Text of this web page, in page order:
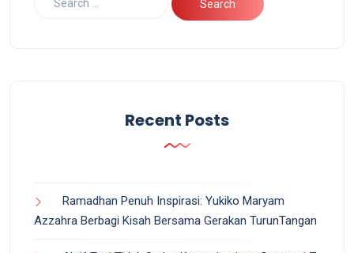
Recent Posts
Ramadhan Penuh Inspirasi: Yukiko Maryam
Azzahra Berbagi Kisah Bersama Gerakan TurunTangan